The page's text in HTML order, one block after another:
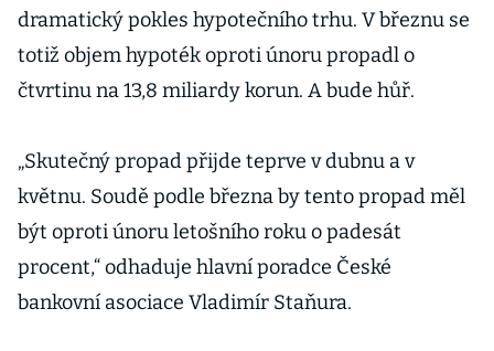
dramatický pokles hypotečního trhu. V březnu se
totiž objem hypoték oproti únoru propadl o
čtvrtinu na 13,8 miliardy korun. A bude hůř.
„Skutečný propad přijde teprve v dubnu a v
květnu. Soudě podle března by tento propad měl
být oproti únoru letošního roku o padesát
procent,“ odhaduje hlavní poradce České
bankovní asociace Vladimír Staňura.